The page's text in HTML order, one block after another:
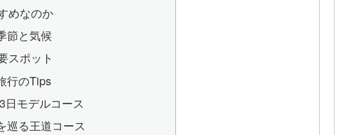
めなのか
節と気候
スポット
行のTips
モデルコース
巡る王道コース